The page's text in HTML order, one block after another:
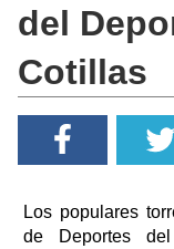
del
Cotillas
Los populares
de Deportes